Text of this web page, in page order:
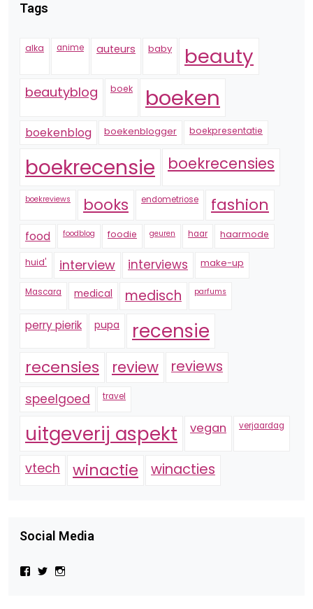
Tags
alka anime auteurs baby beauty
beautyblog boek boeken
boekenblog boekenblogger boekpresentatie
boekrecensie boekrecensies
boekreviews books endometriose fashion
food foodblog foodie geuren haar haarmode
huid' interview interviews make-up
Mascara medical medisch parfums
perry pierik pupa recensie
recensies review reviews
speelgoed travel
uitgeverij aspekt vegan verjaardag
vtech winactie winacties
Social Media
BekijkBekijk